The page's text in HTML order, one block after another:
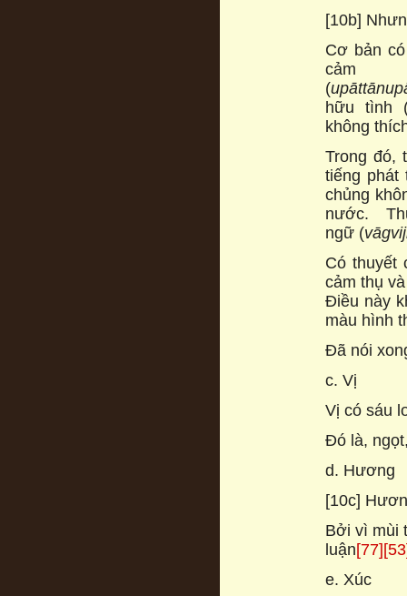
[10b]
Cơ bản
cảm
(
hữu tình
không
Trong đó,
tiếng phát
chủng
nước.
ngữ (
Có thuyết
cảm thụ
Điều này
màu hình
Đã nói
c. Vị
Vị có sáu
Đó là,
d. Hương
[10c]
Bởi vì mùi
luận[77]
e. Xúc